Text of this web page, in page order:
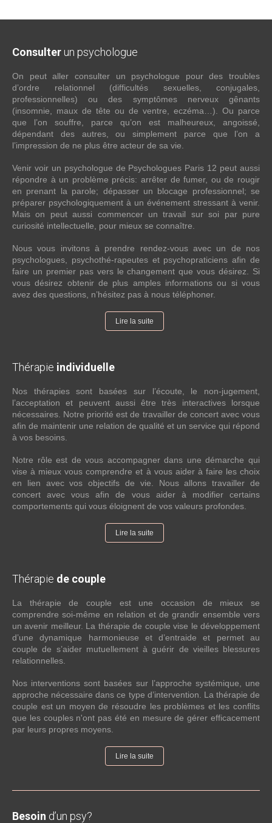
Consulter un psychologue
On peut aller consulter un psychologue pour des troubles
d’ordre relationnel (difficultés sexuelles, conjugales,
professionnelles) ou des symptômes nerveux gênants
(insomnie, maux de tête ou de ventre, eczéma…). Ou parce
que l’on souffre, parce qu’on est malheureux, angoissé,
dépendant des autres, ou simplement parce que l’on a
l’impression de ne plus être acteur de sa vie.
Venir voir un psychologue de Psychologues Paris 12 peut aussi
répondre à un problème précis: arrêter de fumer, ou de rougir
en prenant la parole; dépasser un blocage professionnel; se
préparer psychologiquement à un événement stressant à venir.
Mais on peut aussi commencer un travail sur soi par pure
curiosité intellectuelle, pour mieux se connaître.
Nous vous invitons à prendre rendez-vous avec un de nos
psychologues, psychothé-rapeutes et psychopraticiens afin de
faire un premier pas vers le changement que vous désirez. Si
vous désirez obtenir de plus amples informations ou si vous
avez des questions, n’hésitez pas à nous téléphoner.
Lire la suite
Thérapie individuelle
Nos thérapies sont basées sur l’écoute, le non-jugement,
l’acceptation et peuvent aussi être très interactives lorsque
nécessaires. Notre priorité est de travailler de concert avec vous
afin de maintenir une relation de qualité et un service qui répond
à vos besoins.
Notre rôle est de vous accompagner dans une démarche qui
vise à mieux vous comprendre et à vous aider à faire les choix
en lien avec vos objectifs de vie. Nous allons travailler de
concert avec vous afin de vous aider à modifier certains
comportements qui vous éloignent de vos valeurs profondes.
Lire la suite
Thérapie de couple
La thérapie de couple est une occasion de mieux se
comprendre soi-même en relation et de grandir ensemble vers
un avenir meilleur. La thérapie de couple vise le développement
d’une dynamique harmonieuse et d’entraide et permet au
couple de s’aider mutuellement à guérir de vieilles blessures
relationnelles.
Nos interventions sont basées sur l’approche systémique, une
approche nécessaire dans ce type d’intervention. La thérapie de
couple est un moyen de résoudre les problèmes et les conflits
que les couples n'ont pas été en mesure de gérer efficacement
par leurs propres moyens.
Lire la suite
Besoin d’un psy?